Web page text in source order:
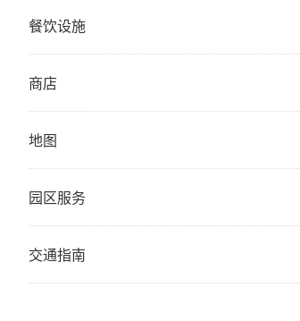
餐饮设施
商店
地图
园区服务
交通指南